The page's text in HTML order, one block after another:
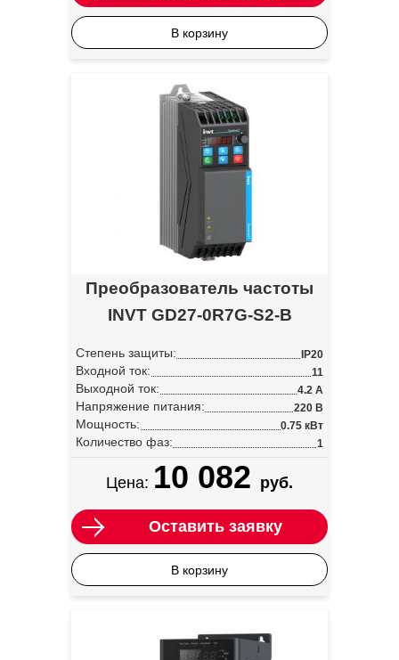
В корзину
Преобразователь частоты
INVT GD27-0R7G-S2-B
Степень защиты: IP20
Входной ток: 11
Выходной ток: 4.2 А
Напряжение питания: 220 В
Мощность: 0.75 кВт
Количество фаз: 1
Цена: 10 082 руб.
Оставить заявку
В корзину